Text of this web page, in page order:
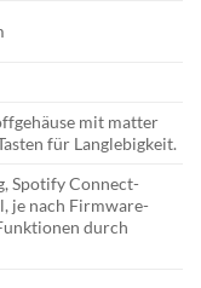
mit matter
für Langlebigkeit.
Spotify Connect-
je nach Firmware-
durch